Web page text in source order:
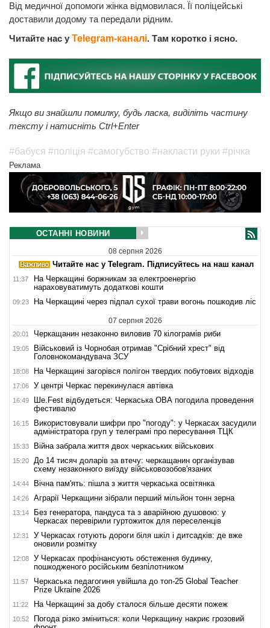
Від медичної допомоги жінка відмовилася. Її поліцейські
доставили додому та передали рідним.
Читайте нас у Telegram-каналі. Там коротко і ясно.
Якщо ви знайшли помилку, будь ласка, виділіть частину
тексту і натисніть Ctrl+Enter
#бабуся #поліція #самогубство #накласти руки #річка
Реклама
ОСТАННІ НОВИНИ
08 серпня 2026
Читайте нас у Telegram. Підписуйтесь на наш канал
11:37
На Черкащині боржникам за електроенергію
нараховуватимуть додаткові кошти
09:23 На Черкащині через підпал сухої трави вогонь пошкодив ліс
07 серпня 2026
20:01 Черкащанин незаконно виловив 70 кілограмів риби
19:05
Військовий із Чорнобая отримав "Срібний хрест" від
Головнокомандувача ЗСУ
18:08 На Черкащині загорівся полігон твердих побутових відходів
17:06 У центрі Черкас перекинулася автівка
16:49
Ше.Fest відбудеться: Черкаська ОВА погодила проведення
фестивалю
16:15
Використовували шифри про "погоду": у Черкасах засудили
адміністратора груп у телеграмі про пересування ТЦК
15:33 Війна забрала життя двох черкаських військових
15:20
До 14 тисяч доларів за втечу: черкащанин організував
схему незаконного виїзду військовозобов'язаних
14:44 Вічна пам'ять: пішла з життя черкаська освітянка
14:26 Аграрії Черкащини зібрали перший мільйон тонн зерна
13:14
Без генератора, пандуса та з аварійною душовою: у
Черкасах перевірили гуртожиток для переселенців
12:31
У Черкасах готують дороги біля шкіл і дитсадків: де вже
оновили розмітку
12:08
У Черкасах профінансують обстеження будинку,
пошкодженого російським безпілотником
11:57
Черкаська педагогиня увійшла до топ-25 Global Teacher
Prize Ukraine 2026
11:22 На Черкащині за добу сталося більше десяти пожеж
10:52
Погода різко зміниться: коли Черкащину накриє грозовий